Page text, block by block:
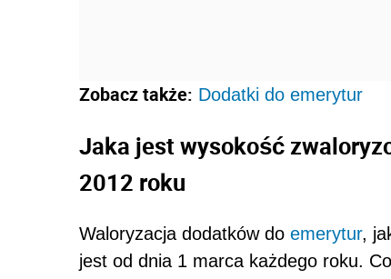
Zobacz także: Dodatki do emerytur
Jaka jest wysokość
2012 roku
Waloryzacja dodatków do emerytur,
jest od dnia 1 marca każdego roku.